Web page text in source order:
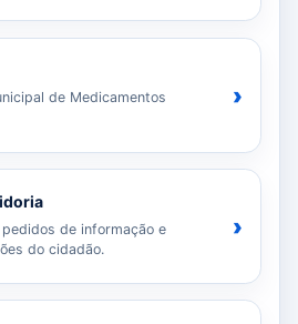
de Medicamentos
›
de informação e
do cidadão.
›